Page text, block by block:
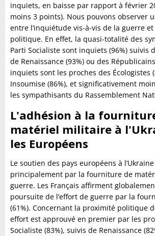
inquiets, en baisse par rapport à février
moins 3 points). Nous pouvons observer
entre l’inquiétude vis-à-vis de la guerre
politique. En effet, la quasi-totalité des
Parti Socialiste sont inquiets (96%) suivis
de Renaissance (93%) ou des
inquiets sont les proches des Écologistes
Insoumise (86%), et significativement
les sympathisants du Rassemblement
L'adhésion à la
matériel militaire à
les Européens
Le soutien des pays européens à l’Ukraine
principalement par la fourniture de
guerre. Les Français affirment
poursuite de l’effort de guerre par la
(61%). Concernant la proximité politique
effort est approuvé en premier par les
Socialiste (83%), suivis de Renaissance